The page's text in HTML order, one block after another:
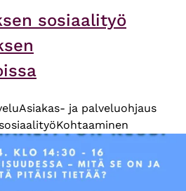
sosiaalityö
Asiakas- ja palveluohjaus
Kohtaaminen